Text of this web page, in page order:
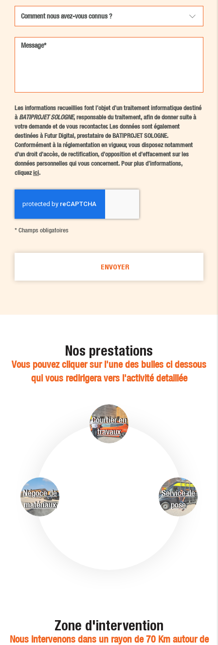
Les informations recueillies font l’objet d’un traitement informatique destiné
àBATIPROJET SOLOGNE, responsable du traitement, afin de donner suite à
votre demande et de vous recontacter. Les données sont également
destinées à Futur Digital, prestataire de BATIPROJET SOLOGNE.
Conformément à la réglementation en vigueur, vous disposez notamment
d'un droit d'accès, de rectification, d'opposition et d'effacement sur les
données personnelles qui vous concernent. Pour plus d’informations,
cliquez ici.
* Champs obligatoires
Nos prestations
Vous pouvez cliquer sur l'une des bulles ci dessous
qui vous redirigera vers l'activité detaillée
Courtier en
travaux
Négoce de
matériaux
Service de
pose
Zone d'intervention
Nous intervenons dans un rayon de 70 Km autour de